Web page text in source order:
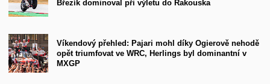
Březík dominoval při výletu do Rakouska
Víkendový přehled: Pajari mohl díky Ogierově nehodě
opět triumfovat ve WRC, Herlings byl dominantní v
MXGP